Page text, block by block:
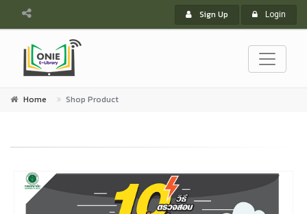
Sign Up Login
Home Shop Product